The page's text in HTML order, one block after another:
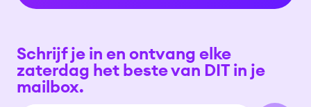
Schrijf je in en ontvang elke
zaterdag het beste van DIT in je
mailbox.